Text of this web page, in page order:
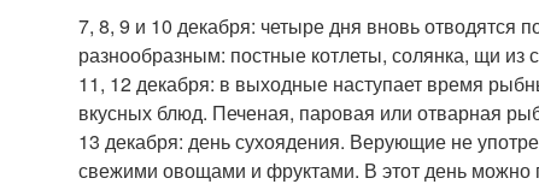
7, 8, 9 и 10 декабря: четыре дня вновь
разнообразным: постные котлеты, солянка, щи
11, 12 декабря: в выходные наступает время
вкусных блюд. Печеная, паровая или отварная
13 декабря: день сухоядения. Верующие не
свежими овощами и фруктами. В этот день можно